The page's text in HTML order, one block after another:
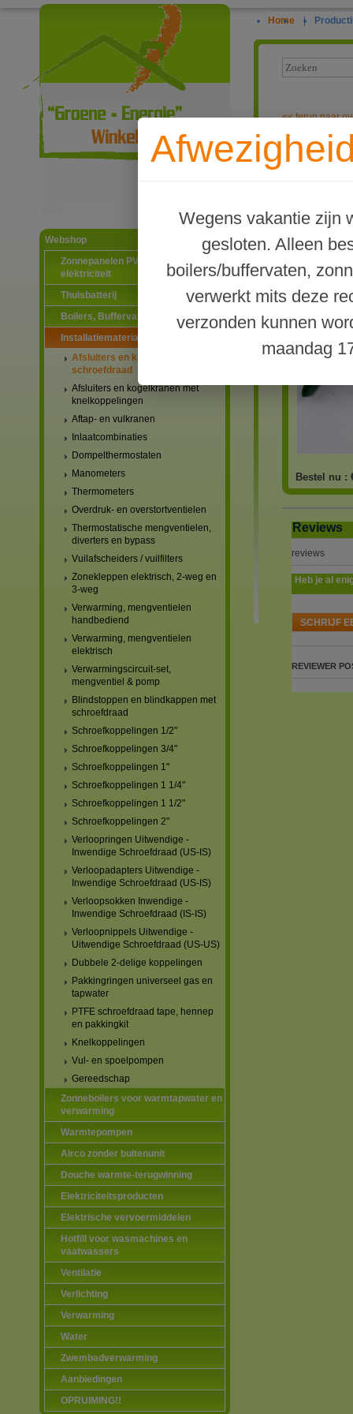
Webshop
Zonnepanelen PV-systemen
elektriciteit
Thuisbatterij
Boilers, Buffervaten en toebehoren
Installatiematerialen
Afsluiters en kogelkranen met
schroefdraad
Afsluiters en kogelkranen met
knelkoppelingen
Aftap- en vulkranen
Inlaatcombinaties
Dompelthermostaten
Manometers
Thermometers
Overdruk- en overstortventielen
Thermostatische mengventielen,
diverters en bypass
Vuilafscheiders / vuilfilters
Zonekleppen elektrisch, 2-weg en
3-weg
Verwarming, mengventielen
handbediend
Verwarming, mengventielen
elektrisch
Verwarmingscircuit-set,
mengventiel & pomp
Blindstoppen en blindkappen met
schroefdraad
Schroefkoppelingen 1/2"
Schroefkoppelingen 3/4"
Schroefkoppelingen 1"
Schroefkoppelingen 1 1/4"
Schroefkoppelingen 1 1/2"
Schroefkoppelingen 2"
Verloopringen Uitwendige -
Inwendige Schroefdraad (US-IS)
Verloopadapters Uitwendige -
Inwendige Schroefdraad (US-IS)
Verloopsokken Inwendige -
Inwendige Schroefdraad (IS-IS)
Verloopnippels Uitwendige -
Uitwendige Schroefdraad (US-US)
Dubbele 2-delige koppelingen
Pakkingringen universeel gas en
tapwater
PTFE schroefdraad tape, hennep
en pakkingkit
Knelkoppelingen
Vul- en spoelpompen
Gereedschap
Zonneboilers voor warmtapwater en
verwarming
Warmtepompen
Airco zonder buitenunit
Douche warmte-terugwinning
Elektriciteitsproducten
Elektrische vervoermiddelen
Hotfill voor wasmachines en
vaatwassers
Ventilatie
Verlichting
Verwarming
Water
Zwembadverwarming
Aanbiedingen
OPRUIMING!!
Home |
Wegens vakantie zijn
gesloten. Alleen
boilers/buffervaten,
verwerkt mits deze
verzonden kunnen
maandag
<<terug naar
Kogelkraan
Bestel nu :
Reviews
reviews
Heb je al
SCHRIJF
REVIEWER